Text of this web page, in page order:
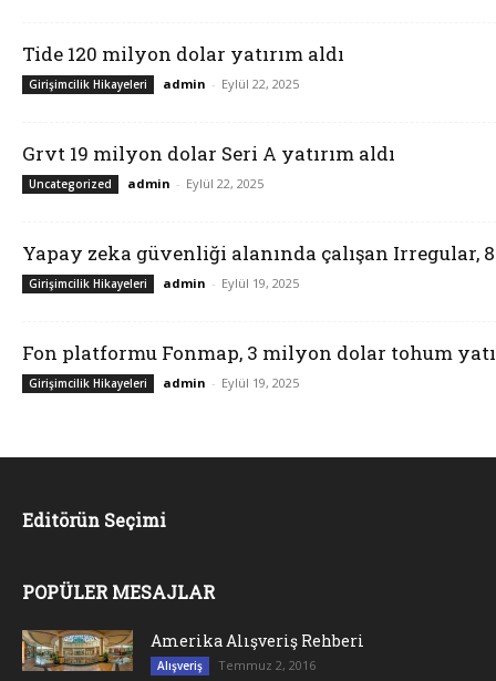
Tide 120 milyon dolar yatırım aldı
Girişimcilik Hikayeleri admin - Eylül 22, 2025
Grvt 19 milyon dolar Seri A yatırım aldı
Uncategorized admin - Eylül 22, 2025
Yapay zeka güvenliği alanında çalışan Irregular,
Girişimcilik Hikayeleri admin - Eylül 19, 2025
Fon platformu Fonmap, 3 milyon dolar tohum
Girişimcilik Hikayeleri admin - Eylül 19, 2025
Editörün Seçimi
POPÜLER MESAJLAR
Amerika Alışveriş Rehberi
Alışveriş Temmuz 2, 2016